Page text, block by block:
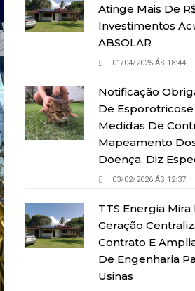
Atinge Mais De
Investimentos
ABSOLAR
01/04/2025 ÁS 18:44
Notificação
De
Medidas De
Mapeamento
Doença, Diz
03/02/2026 ÁS 12:37
TTS Energia
Geração
Contrato E
De Engenharia
Usinas